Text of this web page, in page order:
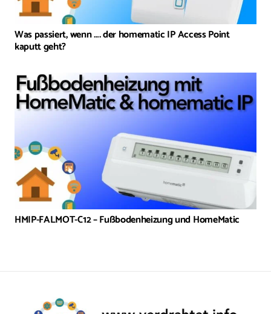
Was passiert, wenn …. der homematic IP Access Point
kaputt geht?
HMIP-FALMOT-C12 – Fußbodenheizung und HomeMatic